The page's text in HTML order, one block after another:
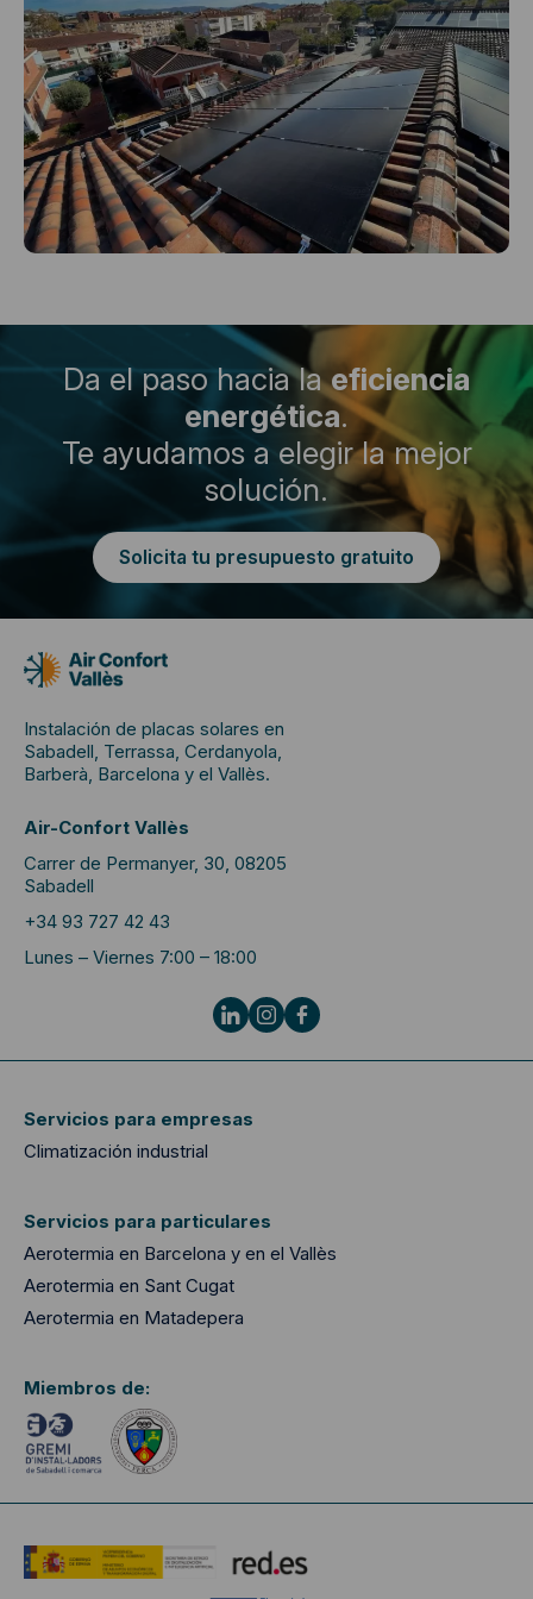
Da el paso hacia laeficiencia
energética.
Te ayudamos a elegir la mejor
solución.
Solicita tu presupuesto gratuito
Instalación de placas solares en
Sabadell, Terrassa, Cerdanyola,
Barberà, Barcelona y el Vallès.
Air-Confort Vallès
Carrer de Permanyer, 30, 08205
Sabadell
+34 93 727 42 43
Lunes – Viernes 7:00 – 18:00
Servicios para empresas
Climatización industrial
Servicios para particulares
Aerotermia en Barcelona y en el Vallès
Aerotermia en Sant Cugat
Aerotermia en Matadepera
Miembros de: